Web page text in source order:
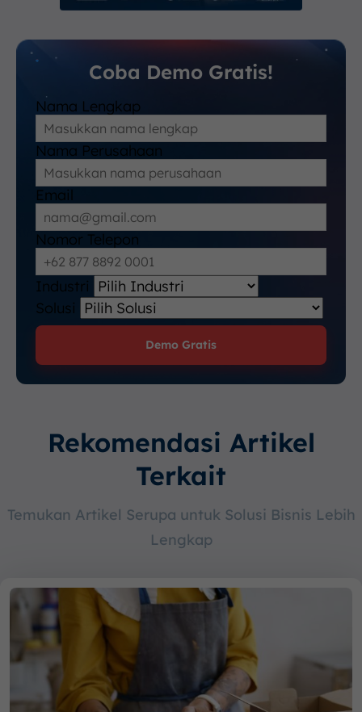
Coba Demo Gratis!
Nama Lengkap
Nama Perusahaan
Email
Nomor Telepon
Industri
Solusi
Demo Gratis
Rekomendasi Artikel
Terkait
Temukan Artikel Serupa untuk Solusi Bisnis Lebih
Lengkap